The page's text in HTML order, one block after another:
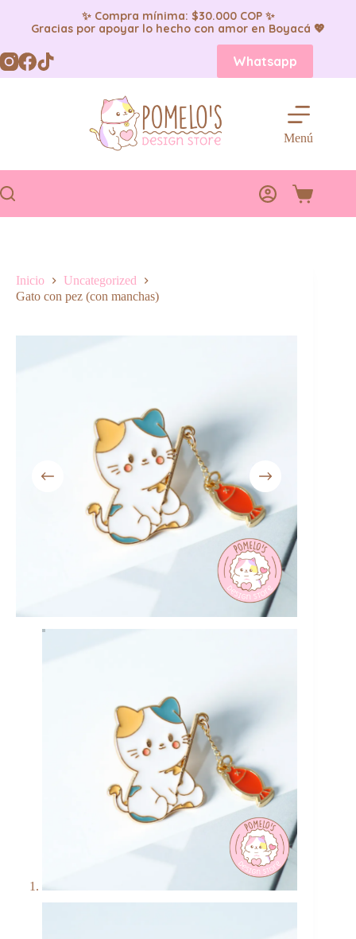
✨ Compra mínima: $30.000 COP ✨
Gracias por apoyar lo hecho con amor en Boyacá 💖
Saltar
al
contenido
Whatsapp
Menú
Carro
Inicio
Uncategorized
Gato con pez (con manchas)